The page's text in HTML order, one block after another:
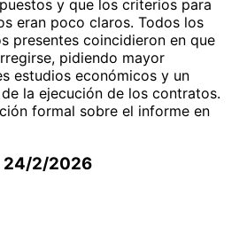
y que los criterios para
eran poco claros. Todos los
presentes coincidieron en que
pidiendo mayor
estudios económicos y un
la ejecución de los contratos.
formal sobre el informe en
24/2/2026